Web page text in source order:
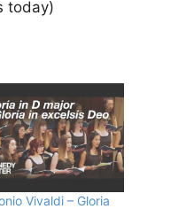
today)
Vivaldi – Gloria